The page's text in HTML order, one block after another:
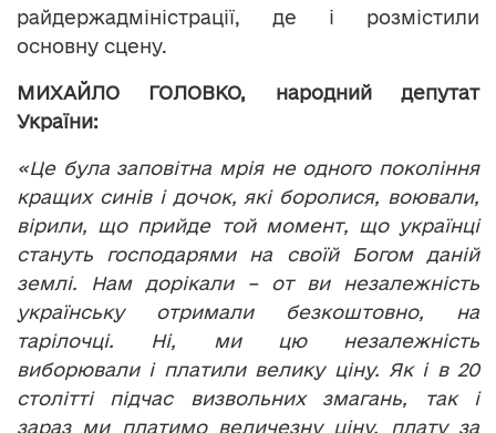
райдержадміністрації, де і розмістили
основну сцену.
МИХАЙЛО ГОЛОВКО, народний депутат
України:
«Це була заповітна мрія не одного покоління
кращих синів і дочок, які боролися, воювали,
вірили, що прийде той момент, що українці
стануть господарями на своїй Богом даній
землі. Нам дорікали – от ви незалежність
українську отримали безкоштовно, на
тарілочці. Ні, ми цю незалежність
виборювали і платили велику ціну. Як і в 20
столітті підчас визвольних змагань, так і
зараз ми платимо величезну ціну, плату за